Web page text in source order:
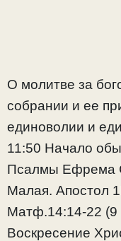
О молитве за
собрании и ее
единоволии и
11:50 Начало
Псалмы Ефрема
Малая. Апостол
Матф.14:14-22 (9
Воскресение